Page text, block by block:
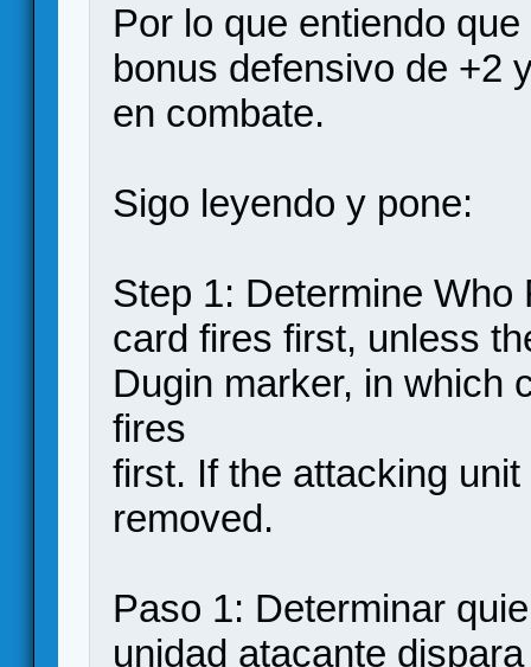
Por lo que entiendo
bonus defensivo de +2
en combate.
Sigo leyendo y pone:
Step 1: Determine
card fires first, unless
Dugin marker, in which
fires
first. If the attacking
removed.
Paso 1: Determinar
unidad atacante